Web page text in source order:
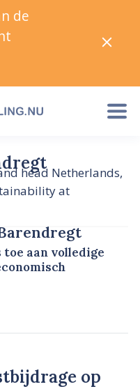
head Netherlands,
at
aan volledige
op
de